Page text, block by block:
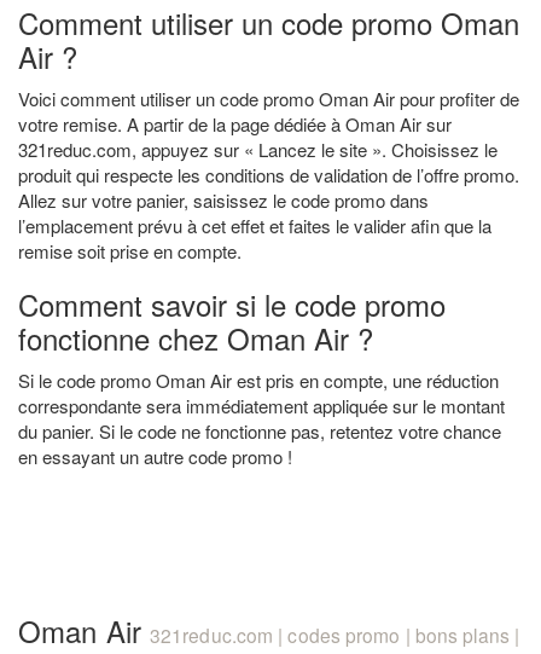
Comment utiliser un code promo Oman
Air ?
Voici comment utiliser un code promo Oman Air pour profiter de
votre remise. A partir de la page dédiée à Oman Air sur
321reduc.com, appuyez sur « Lancez le site ». Choisissez le
produit qui respecte les conditions de validation de l’offre promo.
Allez sur votre panier, saisissez le code promo dans
l’emplacement prévu à cet effet et faites le valider afin que la
remise soit prise en compte.
Comment savoir si le code promo
fonctionne chez Oman Air ?
Si le code promo Oman Air est pris en compte, une réduction
correspondante sera immédiatement appliquée sur le montant
du panier. Si le code ne fonctionne pas, retentez votre chance
en essayant un autre code promo !
Oman Air 321reduc.com | codes promo | bons plans |